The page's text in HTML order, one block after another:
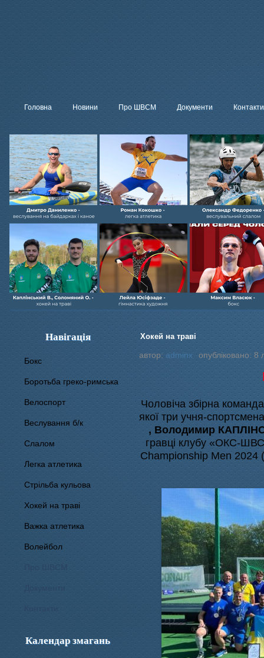
Головна Новини Про ШВСМ Документи Контакти
Навігація
Бокс
Боротьба греко-римська
Велоспорт
Веслування б/к
Cлалом
Легка атлетика
Стрільба кульова
Хокей на траві
Важка атлетика
Волейбол
Про ШВСМ
Документи
Календар змагань
Хокей на траві
автор: adminx опубліковано: 8
Чоловіча збірна
якої три учня-
, Володимир
гравці клубу «ОКС-
Championship Men